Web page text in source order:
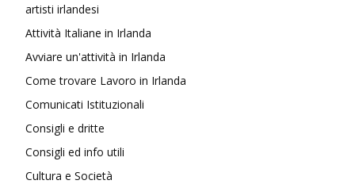
artisti irlandesi
Attività Italiane in Irlanda
Avviare un'attività in Irlanda
Come trovare Lavoro in Irlanda
Comunicati Istituzionali
Consigli e dritte
Consigli ed info utili
Cultura e Società